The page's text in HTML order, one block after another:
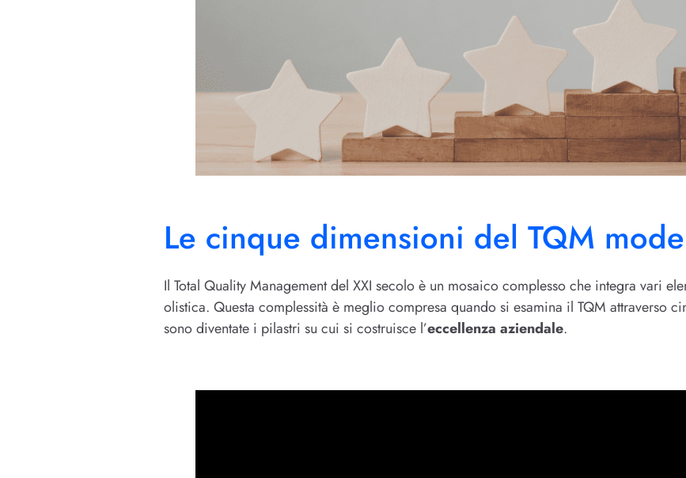
Le cinque dimensioni del TQM
Il Total Quality Management del XXI secolo è un mosaico complesso che integra vari
olistica. Questa complessità è meglio compresa quando si esamina il TQM attraverso
sono diventate i pilastri su cui si costruisce l’eccellenza aziendale.